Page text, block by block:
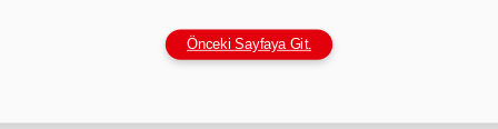
Önceki Sayfaya Git.